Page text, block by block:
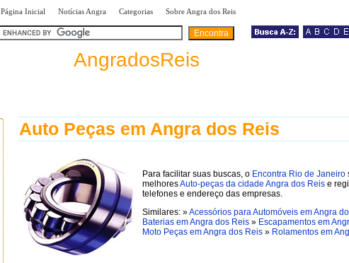
Página Inicial Notícias Angra Categorias Sobre Angra dos Reis
AngradosReis
Auto Peças em Angra dos Reis
Para facilitar suas buscas, o Encontra Rio de Janeiro
melhoresAuto-peças da cidade Angra dos Reis e
telefones e endereço das empresas.
Similares: »Acessórios para Automóveis em Angra
Baterias em Angra dos Reis » Escapamentos em
Moto Peças em Angra dos Reis » Rolamentos em